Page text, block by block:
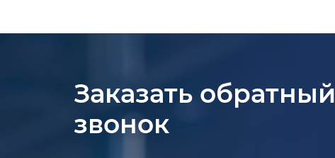
Заказать обратный
звонок